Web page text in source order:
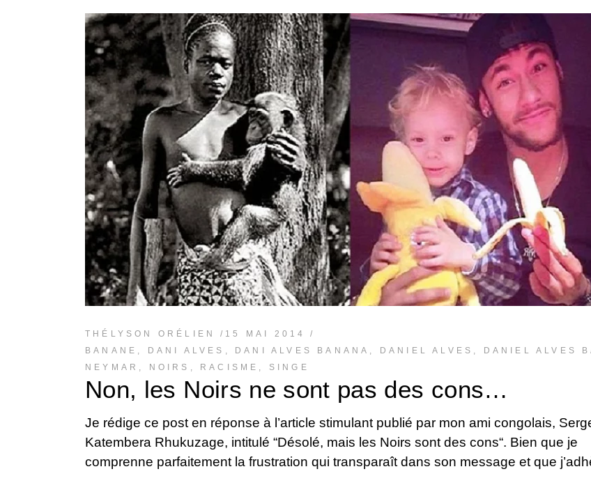
THÉLYSON ORÉLIEN
15 MAI 2014
BANANE , DANI ALVES , DANI ALVES BANANA , DANIEL ALVES , DANIEL ALVES
NEYMAR , NOIRS , RACISME , SINGE
Non, les Noirs ne sont pas des cons…
Je rédige ce post en réponse à l’article stimulant publié par mon ami congolais,
Katembera Rhukuzage, intitulé “Désolé, mais les Noirs sont des cons“. Bien que je
comprenne parfaitement la frustration qui transparaît dans son message et que